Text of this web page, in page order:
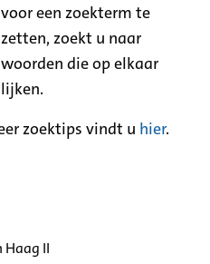
voor een zoekterm te
zetten, zoekt u naar
woorden die op elkaar
lijken.
zoektips vindt u hier.
II